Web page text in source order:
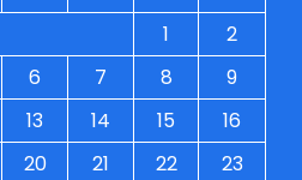
1
2
6 7 8
9
13 14 15
16
20 21 22
23